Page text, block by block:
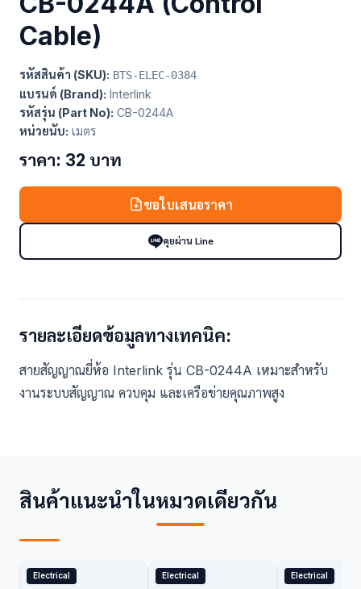
Cable)
รหัสสินค้า (SKU): BTS-ELEC-0384
แบรนด์ (Brand): Interlink
รหัสรุ่น (Part No): CB-0244A
หน่วยนับ: เมตร
ราคา: 32 บาท
ขอใบเสนอราคา
คุยผ่าน Line
รายละเอียดข้อมูลทางเทคนิค:
สายสัญญาณยี่ห้อ Interlink รุ่น CB-0244A เหมาะสำหรับ
งานระบบสัญญาณ ควบคุม และเครือข่ายคุณภาพสูง
สินค้าแนะนำในหมวดเดียวกัน
Electrical Electrical Electrical